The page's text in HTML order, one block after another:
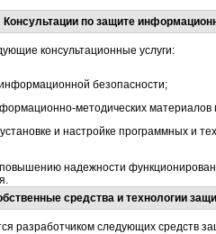
Консультации по защите
консультационные услуги:
безопасности;
методических
и настройке программных и
надежности
средства и технологии
разработчиком следующих средств